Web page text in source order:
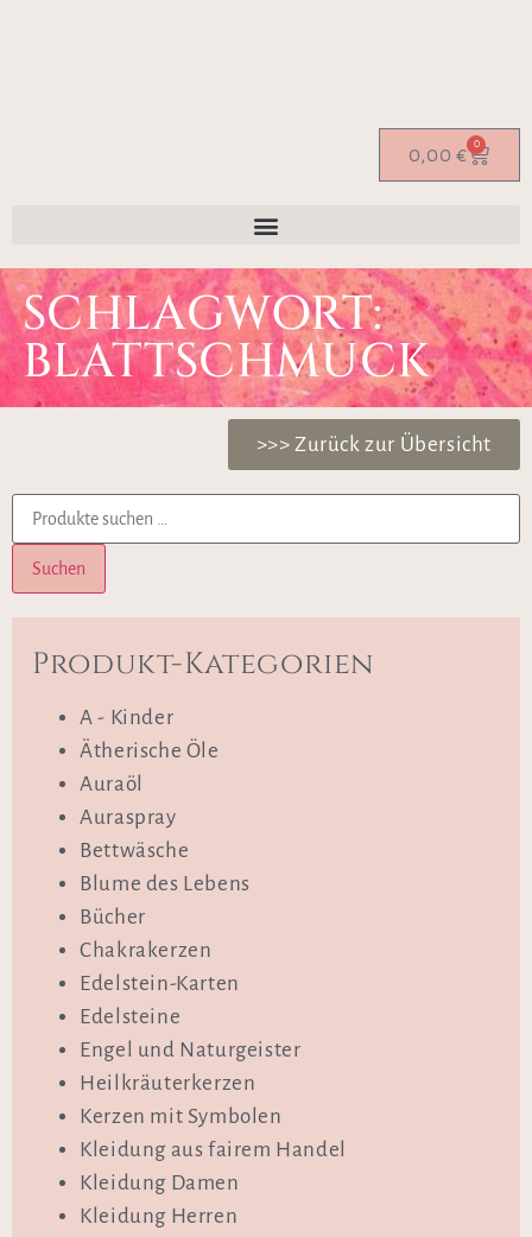
0,00 € 0
SCHLAGWORT:
BLATTSCHMUCK
>>> Zurück zur Übersicht
Suchen
Produkt-Kategorien
A - Kinder
Ätherische Öle
Auraöl
Auraspray
Bettwäsche
Blume des Lebens
Bücher
Chakrakerzen
Edelstein-Karten
Edelsteine
Engel und Naturgeister
Heilkräuterkerzen
Kerzen mit Symbolen
Kleidung aus fairem Handel
Kleidung Damen
Kleidung Herren